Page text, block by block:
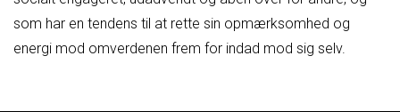
som har en tendens til at rette sin opmærksomhed og
energi mod omverdenen frem for indad mod sig selv.